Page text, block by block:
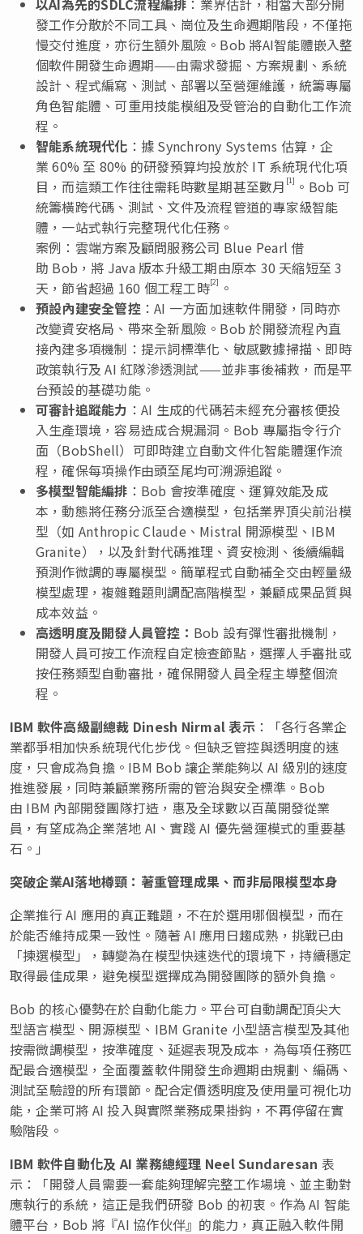
以AI為先的SDLC流程編排 ：業界估計，相當大部分開
發工作分散於不同工具、崗位及生命週期階段，不僅拖
慢交付進度，亦衍生額外風險。Bob 將AI智能體嵌入整
個軟件開發生命週期——由需求發掘、方案規劃、系統
設計、程式編寫、測試、部署以至營運維護，統籌專屬
角色智能體、可重用技能模組及受管治的自動化工作流
程。
智能系統現代化 ：據 Synchrony Systems 估算，企
業 60% 至 80% 的研發預算均投放於 IT 系統現代化項
目，而這類工作往往需耗時數星期甚至數月 [1] 。Bob 可
統籌橫跨代碼、測試、文件及流程管道的專家級智能
體，一站式執行完整現代化任務。
案例：雲端方案及顧問服務公司 Blue Pearl 借
助 Bob，將 Java 版本升級工期由原本 30 天縮短至 3
天，節省超過 160 個工程工時[2]
。
預設內建安全管控：AI 一方面加速軟件開發，同時亦
改變資安格局、帶來全新風險。Bob 於開發流程內直
接內建多項機制：提示詞標準化、敏感數據掃描、即時
政策執行及 AI 紅隊滲透測試——並非事後補救，而是平
台預設的基礎功能。
可審計追蹤能力 ：AI 生成的代碼若未經充分審核便投
入生產環境，容易造成合規漏洞。Bob 專屬指令行介
面（BobShell）可即時建立自動文件化智能體運作流
程，確保每項操作由頭至尾均可溯源追蹤。
多模型智能編排 ：Bob 會按準確度、運算效能及成
本，動態將任務分派至合適模型，包括業界頂尖前沿模
型（如 Anthropic Claude、Mistral 開源模型、IBM
Granite），以及針對代碼推理、資安檢測、後續編輯
預測作微調的專屬模型。簡單程式自動補全交由輕量級
模型處理，複雜難題則調配高階模型，兼顧成果品質與
成本效益。
高透明度及開發人員管控： Bob 設有彈性審批機制，
開發人員可按工作流程自定檢查節點，選擇人手審批或
按任務類型自動審批，確保開發人員全程主導整個流
程。
IBM 軟件高級副總裁 Dinesh Nirmal表示：「各行各業企
業都爭相加快系統現代化步伐。但缺乏管控與透明度的速
度，只會成為負擔。IBM Bob 讓企業能夠以 AI 級別的速度
推進發展，同時兼顧業務所需的管治與安全標準。Bob
由 IBM 內部開發團隊打造，惠及全球數以百萬開發從業
員，有望成為企業落地 AI、實踐 AI 優先營運模式的重要基
石。」
突破企業AI落地樽頸：著重管理成果、而非局限模型本身
企業推行 AI 應用的真正難題，不在於選用哪個模型，而在
於能否維持成果一致性。隨著 AI 應用日趨成熟，挑戰已由
「揀選模型」，轉變為在模型快速迭代的環境下，持續穩定
取得最佳成果，避免模型選擇成為開發團隊的額外負擔。
Bob 的核心優勢在於自動化能力。平台可自動調配頂尖大
型語言模型、開源模型、IBM Granite 小型語言模型及其他
按需微調模型，按準確度、延遲表現及成本，為每項任務匹
配最合適模型，全面覆蓋軟件開發生命週期由規劃、編碼、
測試至驗證的所有環節。配合定價透明度及使用量可視化功
能，企業可將 AI 投入與實際業務成果掛鈎，不再停留在實
驗階段。
IBM 軟件自動化及 AI 業務總經理 Neel Sundaresan 表
示：「開發人員需要一套能夠理解完整工作場境、並主動對
應執行的系統，這正是我們研發 Bob 的初衷。作為 AI 智能
體平台，Bob 將『AI 協作伙伴』的能力，真正融入軟件開